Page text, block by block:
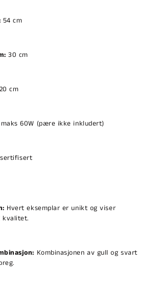
54 cm
30 cm
20 cm
maks 60W (pære ikke inkludert)
sertifisert
Hvert eksemplar er unikt og viser
kvalitet.
Kombinasjonen av gull og svart